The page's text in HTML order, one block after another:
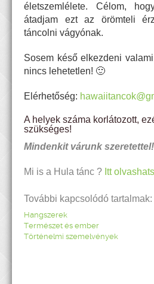
életszemlélete. Célom,
átadjam ezt az örömteli
táncolni vágyónak.
Sosem késő elkezdeni
nincs lehetetlen! 🙂
Elérhetőség:
A helyek száma korlátozott,
szükséges!
Mindenkit várunk szeretettel!
Mi is a Hula tánc ? Itt
További kapcsolódó tartalmak:
Hangszerek
Természet és ember
Történelmi szemelvények